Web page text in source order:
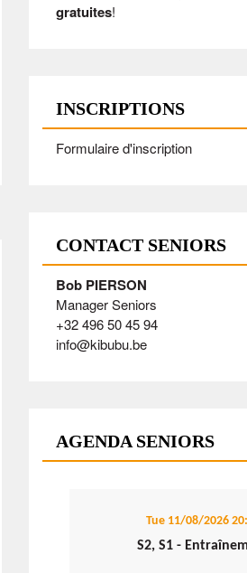
gratuites!
INSCRIPTIONS
Formulaire d'inscription
CONTACT SENIORS
Bob PIERSON
Manager Seniors
+32 496 50 45 94
info@kibubu.be
AGENDA SENIORS
Tue 11/08/2026
S2, S1 -